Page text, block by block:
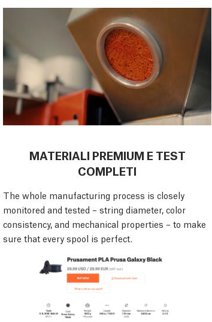
MATERIALI PREMIUM E TEST
COMPLETI
The whole manufacturing process is closely
monitored and tested – string diameter, color
consistency, and mechanical properties – to make
sure that every spool is perfect.